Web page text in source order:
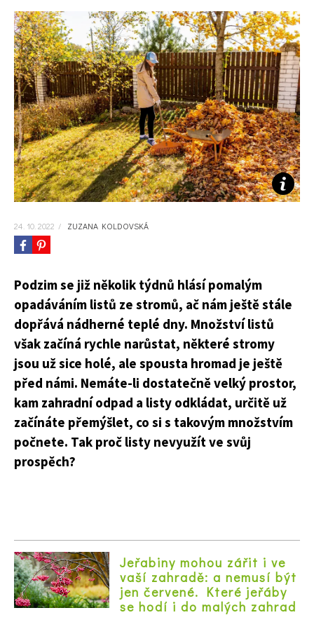
KVÍZY A TESTY
24. 10. 2022 / ZUZANA KOLDOVSKÁ
Podzim se již několik týdnů hlásí pomalým
opadáváním listů ze stromů, ač nám ještě stále
dopřává nádherné teplé dny. Množství listů
však začíná rychle narůstat, některé stromy
jsou už sice holé, ale spousta hromad je ještě
před námi. Nemáte-li dostatečně velký prostor,
kam zahradní odpad a listy odkládat, určitě už
začínáte přemýšlet, co si s takovým množstvím
počnete. Tak proč listy nevyužít ve svůj
prospěch?
Jeřabiny mohou zářit i ve
vaší zahradě: a nemusí být
jen červené. Které jeřáby
se hodí i do malých zahrad